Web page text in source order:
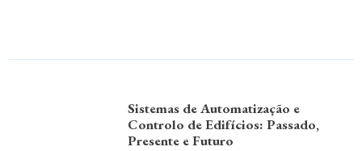
Sistemas de Automatização e
Controlo de Edifícios: Passado,
Presente e Futuro